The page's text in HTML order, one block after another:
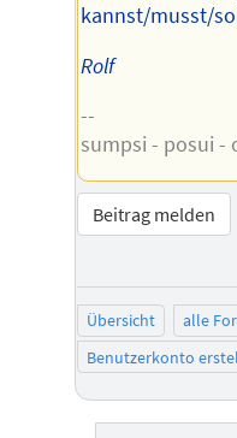
kannst/musst/
Rolf
--
sumpsi - posui -
Beitrag melden
Übersicht alle
Benutzerkonto